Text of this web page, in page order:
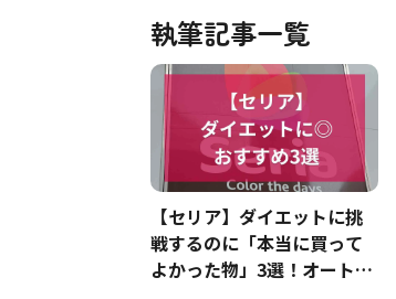
執筆記事一覧
【セリア】ダイエットに挑
戦するのに「本当に買って
よかった物」3選！オートミ